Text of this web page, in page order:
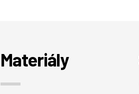
Materiály